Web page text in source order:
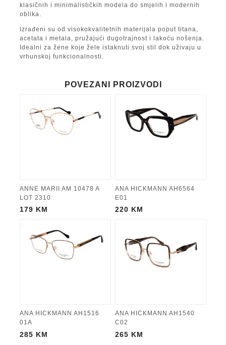
klasičnih i minimalističkih modela do smjelih i modernih
oblika.
Izrađeni su od visokokvalitetnih materijala poput titana,
acetata i metala, pružajući dugotrajnost i lakoću nošenja.
Idealni za žene koje žele istaknuti svoj stil dok uživaju u
vrhunskoj funkcionalnosti.
POVEZANI PROIZVODI
ANNE MARII AM 10478 A
LOT 2310
179 KM
ANA HICKMANN AH6564
E01
220 KM
ANA HICKMANN AH1516
01A
285 KM
ANA HICKMANN AH1540
C02
265 KM